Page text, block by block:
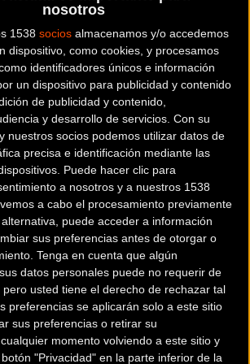
nosotros
1538 socios almacenamos y/o accedemos
dispositivo, como cookies, y procesamos
identificadores únicos e información
un dispositivo para publicidad y contenido
de publicidad y contenido,
y desarrollo de servicios. Con su
nuestros socios podemos utilizar datos de
precisa e identificación mediante las
Puede hacer clic para
a nosotros y a nuestros 1538
a cabo el procesamiento previamente
puede acceder a información
sus preferencias antes de otorgar o
Tenga en cuenta que algún
datos personales puede no requerir de
usted tiene el derecho de rechazar tal
preferencias se aplicarán solo a este sitio
sus preferencias o retirar su
momento volviendo a este sitio y
"Privacidad" en la parte inferior de la
finas y ha atraído a 2.500 ciclistas
de esta primera edición.
tenido la ilusión de que la provincia
con una gran prueba de
de un interior espectacular,
No son de primera, pero sin duda
a todos los participantes. Hemos
meses para que esta primera
éxito. Estamos seguros que la
Gran Fondo lo tiene todo para ser
en el mundo de las marchas
Héctor de la Cagiga, director de la
días de su puesta de largo.
Epic Gran ofrece dos trazados para